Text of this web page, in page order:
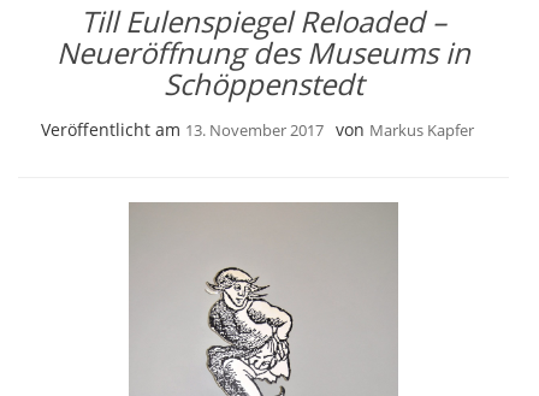
Till Eulenspiegel Reloaded –
Neueröffnung des Museums in
Schöppenstedt
Veröffentlicht am 13. November 2017 von Markus Kapfer